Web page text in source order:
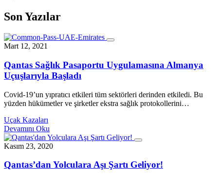
Son Yazılar
Mart 12, 2021
Qantas Sağlık Pasaportu Uygulamasına Almanya
Uçuşlarıyla Başladı
Covid-19’un yıpratıcı etkileri tüm sektörleri derinden etkiledi. Bu
yüzden hükümetler ve şirketler ekstra sağlık protokollerini…
Uçak Kazaları
Devamını Oku
Kasım 23, 2020
Qantas’dan Yolculara Aşı Şartı Geliyor!